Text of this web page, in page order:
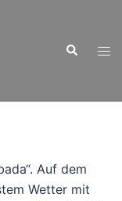
Suche
Auf dem
Wetter mit